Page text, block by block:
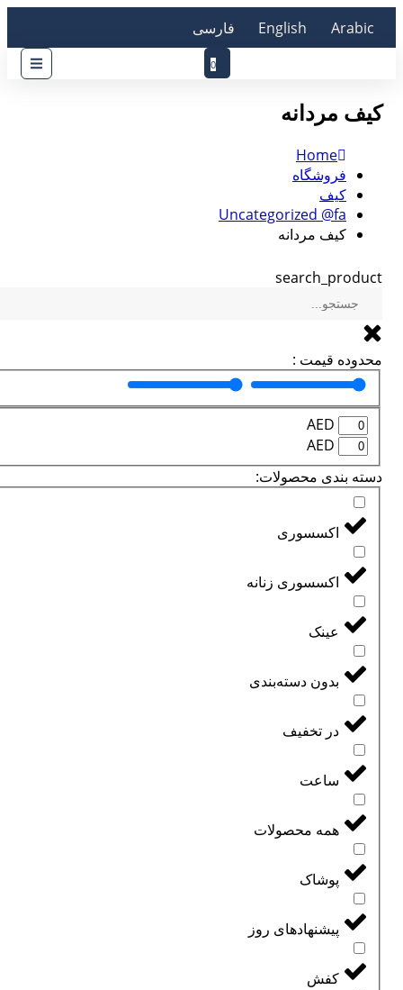
Arabic
English فارسی
0
کیف مردانه
Home
فروشگاه
کیف
Uncategorized @fa
کیف مردانه
search_product
محدوده قیمت :
AED
AED
دسته بندی محصولات:
اکسسوری
اکسسوری زنانه
عینک
بدون دسته‌بندی
در تخفیف
ساعت
همه محصولات
پوشاک
پیشنهادهای روز
کفش